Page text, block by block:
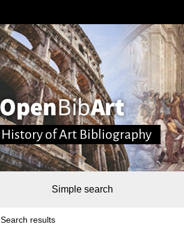
History of Art Bibliography
Simple search
Search results